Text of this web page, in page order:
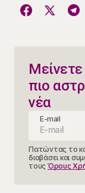
πιο
νέα
E-mail
Πατώντας το
διαβάσει και
τους Όρους